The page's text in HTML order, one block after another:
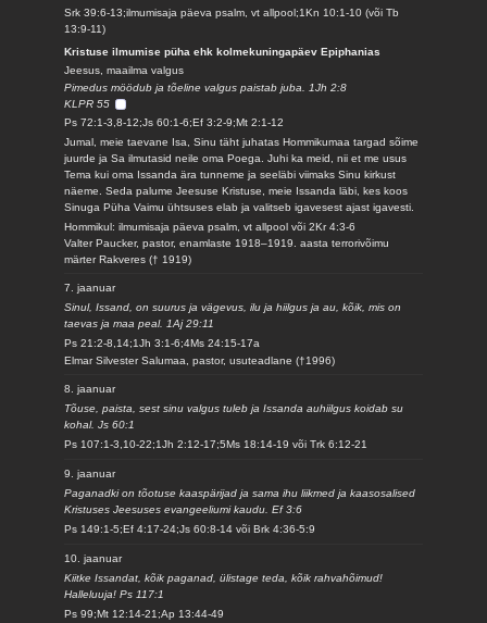
Srk 39:6-13;ilmumisaja päeva psalm, vt allpool;1Kn 10:1-10 (või Tb
13:9-11)
Kristuse ilmumise püha ehk kolmekuningapäev Epiphanias
Jeesus, maailma valgus
Pimedus möödub ja tõeline valgus paistab juba. 1Jh 2:8
KLPR 55
Ps 72:1-3,8-12;Js 60:1-6;Ef 3:2-9;Mt 2:1-12
Jumal, meie taevane Isa, Sinu täht juhatas Hommikumaa targad sõime
juurde ja Sa ilmutasid neile oma Poega. Juhi ka meid, nii et me usus
Tema kui oma Issanda ära tunneme ja seeläbi viimaks Sinu kirkust
näeme. Seda palume Jeesuse Kristuse, meie Issanda läbi, kes koos
Sinuga Püha Vaimu ühtsuses elab ja valitseb igavesest ajast igavesti.
Hommikul: ilmumisaja päeva psalm, vt allpool või 2Kr 4:3-6
Valter Paucker, pastor, enamlaste 1918–1919. aasta terrorivõimu
märter Rakveres († 1919)
7. jaanuar
Sinul, Issand, on suurus ja vägevus, ilu ja hiilgus ja au, kõik, mis on
taevas ja maa peal. 1Aj 29:11
Ps 21:2-8,14;1Jh 3:1-6;4Ms 24:15-17a
Elmar Silvester Salumaa, pastor, usuteadlane (†1996)
8. jaanuar
Tõuse, paista, sest sinu valgus tuleb ja Issanda auhiilgus koidab su
kohal. Js 60:1
Ps 107:1-3,10-22;1Jh 2:12-17;5Ms 18:14-19 või Trk 6:12-21
9. jaanuar
Paganadki on tõotuse kaaspärijad ja sama ihu liikmed ja kaasosalised
Kristuses Jeesuses evangeeliumi kaudu. Ef 3:6
Ps 149:1-5;Ef 4:17-24;Js 60:8-14 või Brk 4:36-5:9
10. jaanuar
Kiitke Issandat, kõik paganad, ülistage teda, kõik rahvahõimud!
Halleluuja! Ps 117:1
Ps 99;Mt 12:14-21;Ap 13:44-49